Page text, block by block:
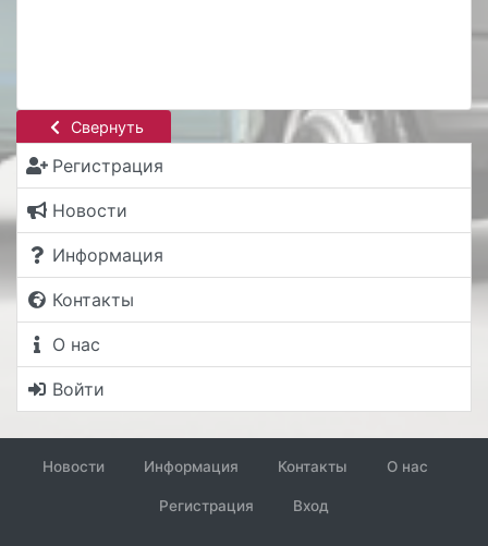
Свернуть
Регистрация
Новости
Информация
Контакты
О нас
Войти
Новости Информация Контакты О нас
Регистрация Вход